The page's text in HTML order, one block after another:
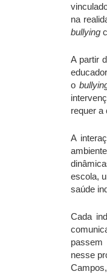
na
bullying
A partir
o
requer a
A
escola,
saúde
Cada
passem
nesse